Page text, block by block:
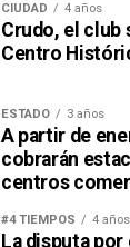
CIUDAD 4 años
Crudo, el club
Centro
ESTADO 3 años
A partir de
cobrarán
centros
#4 TIEMPOS 4 años
La disputa